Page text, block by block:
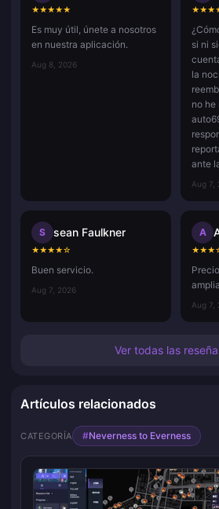
★★★★★
Es muy útil, únete a nosotros
en nuestra aplicación.
Aug 8, 2026
★★★
si ni
la
no he
ante
Aug 7,
S sean Faulkner
★★★★☆
Buen servicio.
Aug 7, 2026
A
★★★
Aug 7,
Ver todas las
Artículos relacionados
CATEGORÍA #Neverness to Everness